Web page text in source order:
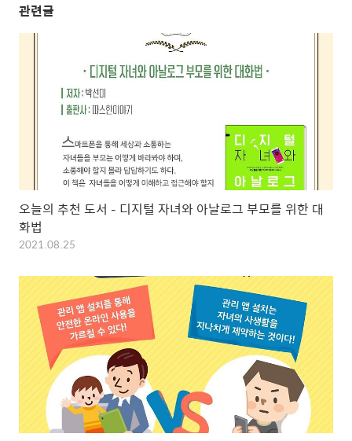
관련글
오늘의 추천 도서 – 디지털 자녀와 아날로그 부모를 위한 대
화법
2021.08.25